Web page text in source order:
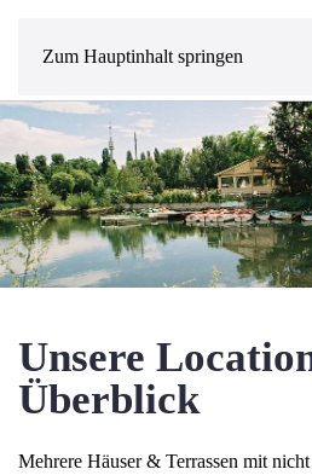
Zum Hauptinhalt springen
Unsere
Überblick
Mehrere Häuser & Terrassen mit